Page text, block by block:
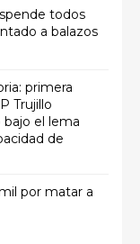
todos
a balazos
primera
Trujillo
el lema
de
por matar a